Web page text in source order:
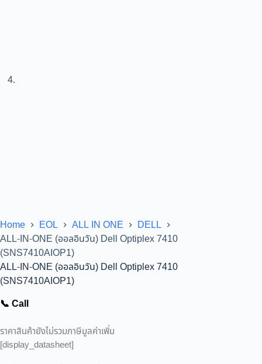
Home EOL ALL IN ONE
DELL
ALL-IN-ONE (ออลอินวัน) Dell Optiplex 7410
(SNS7410AIOP1)
ALL-IN-ONE (ออลอินวัน) Dell Optiplex 7410
(SNS7410AIOP1)
📞 Call
ราคาสินค้ายังไม่รวมภาษีมูลค่าเพิ่ม
[display_datasheet]